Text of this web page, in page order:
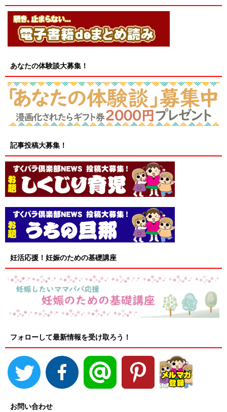
あなたの体験談大募集！
記事投稿大募集！
妊活応援！妊娠のための基礎講座
フォローして最新情報を受け取ろう！
お問い合わせ